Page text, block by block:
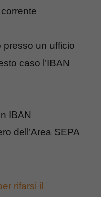
presso un ufficio
caso l’IBAN
IBAN
dell’Area SEPA
rifarsi il